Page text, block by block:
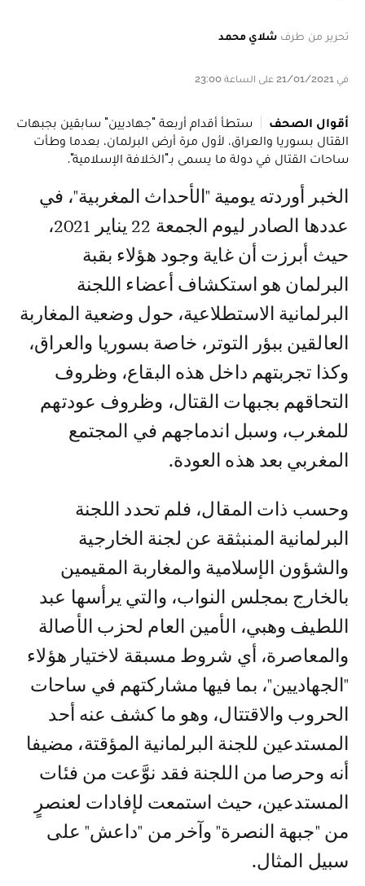
تحرير من طرف شلاي محمد
في 21/01/2021 على الساعة 23:00
أقوال الصحف
ستطأ أقدام أربعة "جهاديين" سابقين بجبهات
القتال بسوريا والعراق، لأول مرة أرض البرلمان، بعدما وطأت
ساحات القتال في دولة ما يسمى بـ"الخلافة الإسلامية".
عددها الصادر ليوم الجمعة 22 يناير 2021،
حيث أبرزت أن غاية وجود هؤلاء بقبة
البرلمان هو استكشاف أعضاء اللجنة
البرلمانية الاستطلاعية، حول وضعية المغاربة
العالقين ببؤر التوتر، خاصة بسوريا والعراق،
وكذا تجربتهم داخل هذه البقاع، وظروف
التحاقهم بجبهات القتال، وظروف عودتهم
للمغرب، وسبل اندماجهم في المجتمع
المغربي بعد هذه العودة.
وحسب ذات المقال، فلم تحدد اللجنة
البرلمانية المنبثقة عن لجنة الخارجية
والشؤون الإسلامية والمغاربة المقيمين
بالخارج بمجلس النواب، والتي يرأسها عبد
اللطيف وهبي، الأمين العام لحزب الأصالة
والمعاصرة، أي شروط مسبقة لاختيار هؤلاء
"الجهاديين"، بما فيها مشاركتهم في ساحات
الحروب والاقتتال، وهو ما كشف عنه أحد
المستدعين للجنة البرلمانية المؤقتة، مضيفا
أنه وحرصا من اللجنة فقد نوَّعت من فئات
المستدعين، حيث استمعت لإفادات لعنصرٍ
من "جبهة النصرة" وآخر من "داعش" على
سبيل المثال.